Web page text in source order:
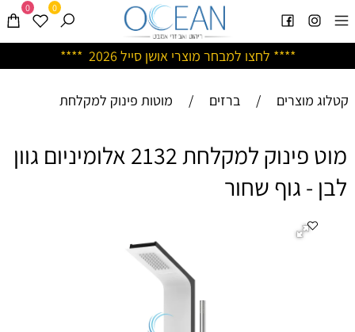
**** לחצו למבחר מוצרי אושן סייל 2026 ****
0 0
קטלוג מוצרים / ברזים / מוטות פינוק למקלחת
מוט פינוק למקלחת 2132 אלומיניום גוון
לבן - גוף שחור